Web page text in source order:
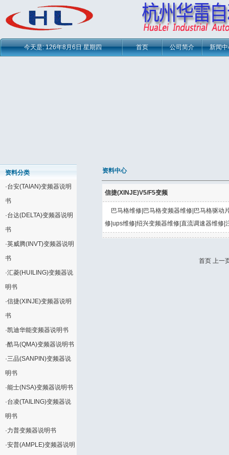
新闻
公司简介
首页
今天是:126年8月6日 星期四
资料分类
·台安(TAIAN)变频器说明
书
·台达(DELTA)变频器说明
书
·英威腾(INVT)变频器说明
书
·汇菱(HUILING)变频器说
明书
·信捷(XINJE)变频器说明
书
·凯迪华能变频器说明书
·酷马(QMA)变频器说明书
·三品(SANPIN)变频器说
明书
·能士(NSA)变频器说明书
·台凌(TAILING)变频器说
明书
·力普变频器说明书
·安普(AMPLE)变频器说明
资料中心
信捷(XINJE)V5/F5变频
巴马格维修|巴马格变频器维修|巴马格驱动
修|ups维修|绍兴变频器维修|直流调速器维修|
首页 上一